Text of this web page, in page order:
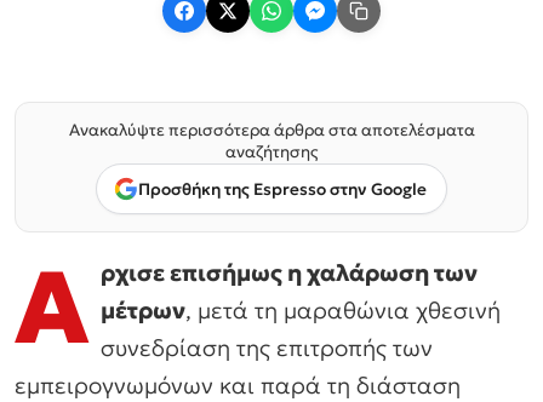
Ανακαλύψτε περισσότερα άρθρα στα αποτελέσματα
αναζήτησης
Προσθήκη της Espresso στην Google
Α ρχισε επισήμως η χαλάρωση των
μέτρων, μετά τη μαραθώνια χθεσινή
συνεδρίαση της επιτροπής των
εμπειρογνωμόνων και παρά τη διάσταση